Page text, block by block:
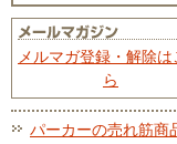
メルマガ登録・解除は
ら
パーカーの売れ筋商